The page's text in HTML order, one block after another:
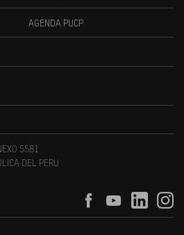
AGENDA PUCP
5581
DEL PERU